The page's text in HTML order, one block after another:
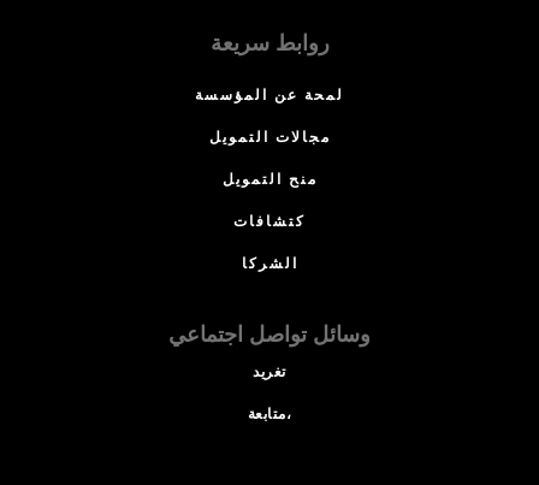
روابط سريعة
لمحة عن المؤسسة
مجالات التمويل
منح التمويل
كتشافات
الشركا
وسائل تواصل اجتماعي
تغريد
متابعة،